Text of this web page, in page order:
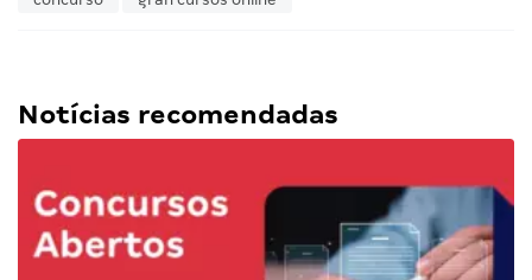
Notícias recomendadas